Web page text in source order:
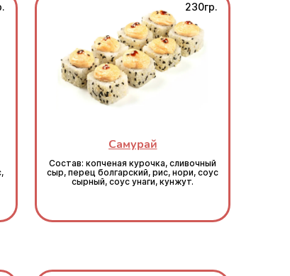
230гр.
Самурай
Состав: копченая курочка, сливочный
сыр, перец болгарский, рис, нори, соус
сырный, соус унаги, кунжут.